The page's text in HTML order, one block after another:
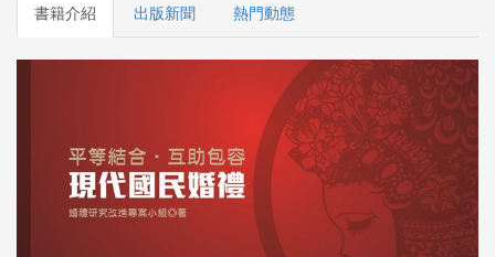
書籍介紹 出版新聞 熱門動態